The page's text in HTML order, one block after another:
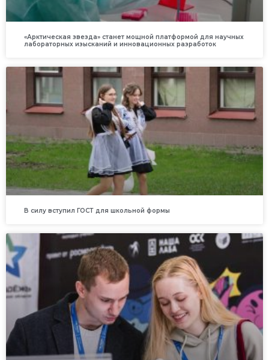
«Арктическая звезда» станет мощной платформой для научных
лабораторных изысканий и инновационных разработок
В силу вступил ГОСТ для школьной формы